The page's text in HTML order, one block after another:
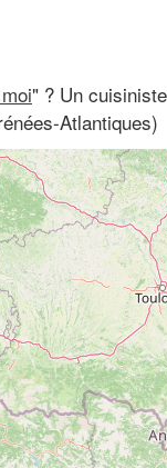
" ? Un
Atlantiques)